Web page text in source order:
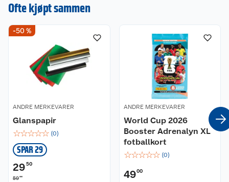
juletrær. Gjør
julehandelen enkel
og stressfri hos oss!
Ofte kjøpt sammen
-50 %
ANDRE MERKEVARER
Glanspapir
☆☆☆☆☆ (0)
SPAR 29
2950
5900
ANDRE MERKEVARER
World Cup 2026
Booster Adrenalyn XL
fotballkort
☆☆☆☆☆ (0)
4900